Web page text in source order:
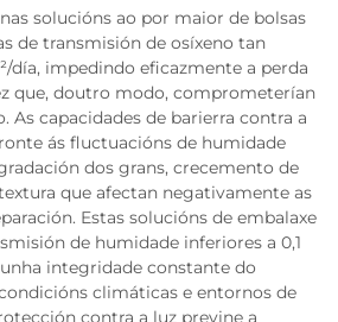
solucións ao por maior de bolsas
de transmisión de osíxeno tan
día, impedindo eficazmente a perda
que, doutro modo, comprometerían
As capacidades de barierra contra a
ás fluctuacións de humidade
dos grans, crecemento de
que afectan negativamente as
Estas solucións de embalaxe
de humidade inferiores a 0,1
integridade constante do
climáticas e entornos de